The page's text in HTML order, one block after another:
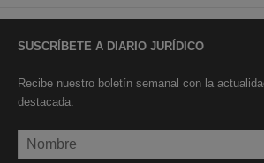
SUSCRÍBETE A DIARIO JURÍDICO
Recibe nuestro boletín semanal con la
destacada.